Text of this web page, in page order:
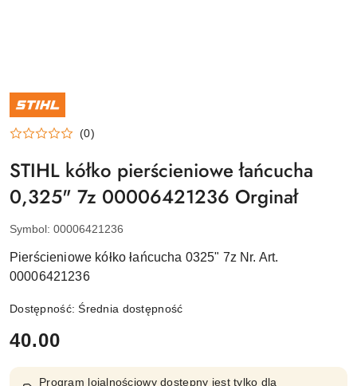
NAZWA
PRODUCENTA:
STIHL
(0)
STIHL kółko pierścieniowe łańcucha
0,325" 7z 00006421236 Orginał
Symbol: 00006421236
Pierścieniowe kółko łańcucha 0325" 7z Nr. Art.
00006421236
Dostępność:Średnia dostępność
cena:
40.00
Program lojalnościowy dostępny jest tylko dla